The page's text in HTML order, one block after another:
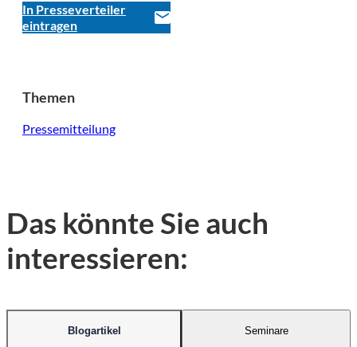
In Presseverteiler
eintragen
Themen
Pressemitteilung
Das könnte Sie auch
interessieren:
Blogartikel Seminare